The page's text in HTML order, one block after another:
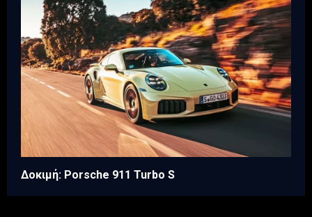
Δοκιμή: Porsche 911 Turbo S